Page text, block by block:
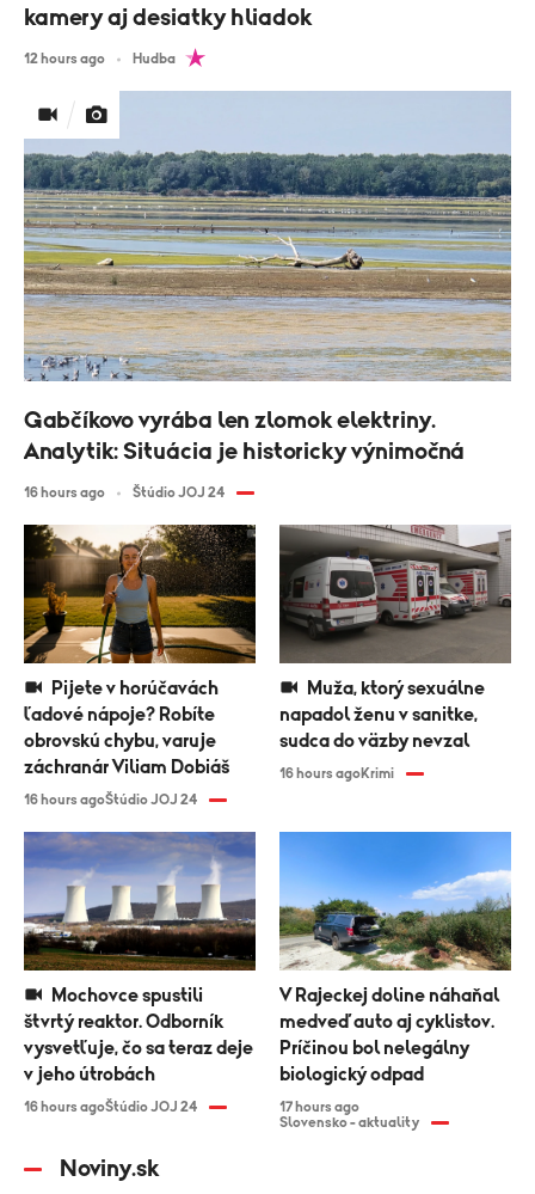
kamery aj desiatky hliadok
12 hours ago Hudba
Gabčíkovo vyrába len zlomok elektriny.
Analytik: Situácia je historicky výnimočná
16 hours ago Štúdio JOJ 24
ľadové nápoje? Robíte
obrovskú chybu, varuje
záchranár Viliam Dobiáš
16 hours agoŠtúdio JOJ 24
napadol ženu v sanitke,
sudca do väzby nevzal
16 hours agoKrimi
štvrtý reaktor. Odborník
vysvetľuje, čo sa teraz deje
v jeho útrobách
16 hours agoŠtúdio JOJ 24
V Rajeckej doline náhaňal
medveď auto aj cyklistov.
Príčinou bol nelegálny
biologický odpad
17 hours ago
Slovensko - aktuality
Noviny.sk